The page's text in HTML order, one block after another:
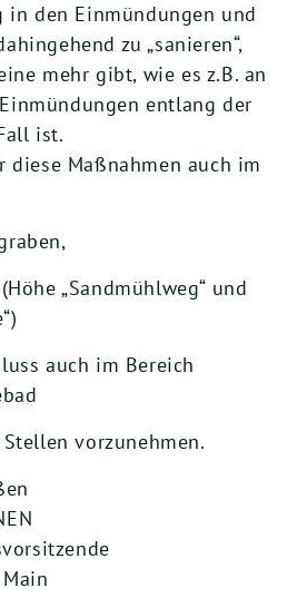
den Einmündungen und
zu „sanieren“,
mehr gibt, wie es z.B. an
entlang der
ist.
diese Maßnahmen auch im
„Sandmühlweg“ und
auch im Bereich
vorzunehmen.